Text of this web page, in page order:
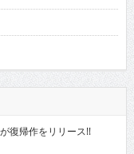
復帰作をリリース!!